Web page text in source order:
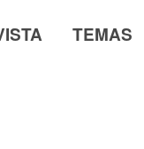
TEMAS